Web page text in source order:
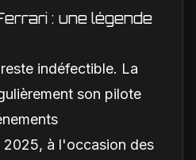
: une légende
indéfectible. La
son pilote
2025, à l'occasion des